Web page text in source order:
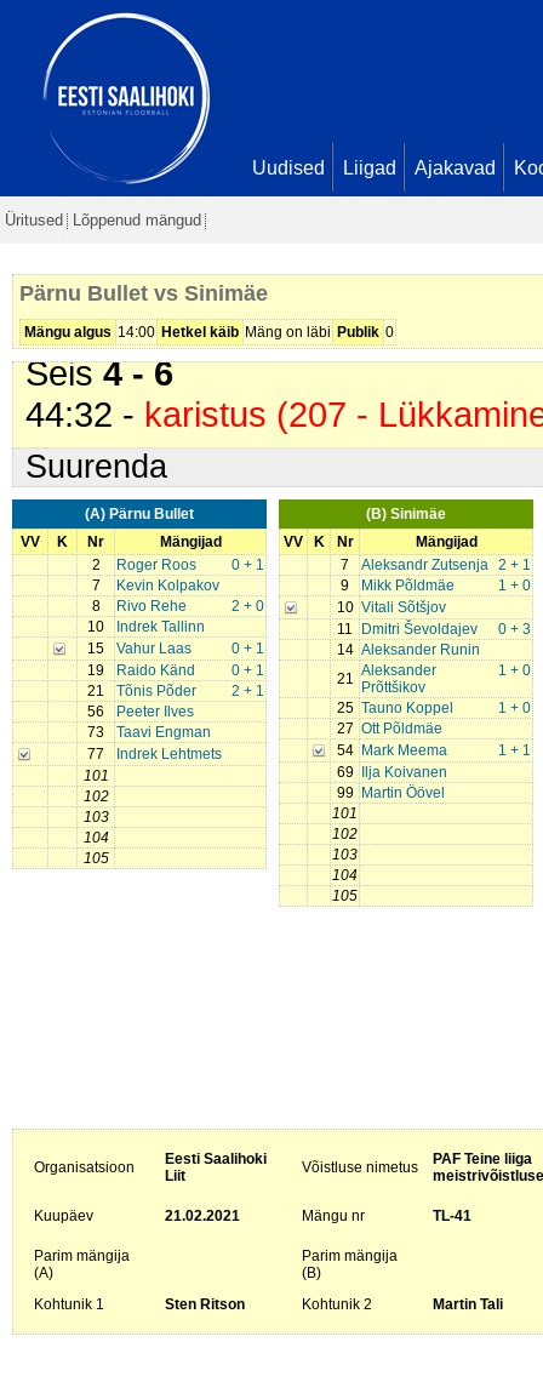
Uudised Liigad Ajakavad
Üritused Lõppenud mängud
Pärnu Bullet vs Sinimäe
Mängu algus 14:00 Hetkel käib Mäng on läbi Publik 0
30:57 -
värav
32:26 -värav
34:21 -värav
- 4
35:35 -Ebaõnnestunud
Seis4 - 5
43:14 -värav. Aleksandr
Seis4 - 6
44:32 - karistus (207 -
Suurenda
(A) Pärnu Bullet
VV
K Nr
Mängijad
2
0 + 1
Roger Roos
7
Kevin Kolpakov
8
2 + 0
Rivo Rehe
10
Indrek Tallinn
15
0 + 1
Vahur Laas
19
0 + 1
Raido Känd
21
2 + 1
Tõnis Põder
56
Peeter Ilves
73
Taavi Engman
77
Indrek Lehtmets
101
102
103
104
105
(B) Sinimäe
VV
K Nr
Mängijad
7
2 + 1
Aleksandr Zutsenja
9
1 + 0
Mikk Põldmäe
10 Vitali Sõtšjov
11
0 + 3
Dmitri Ševoldajev
14 Aleksander Runin
21
1 + 0
Aleksander
Prõttšikov
25
1 + 0
Tauno Koppel
27 Ott Põldmäe
54
1 + 1
Mark Meema
69
Ilja Koivanen
99
Martin Öövel
101
102
103
104
105
Organisatsioon
Eesti Saalihoki
Liit
Võistluse nimetus
PAF Teine liiga
Kuupäev 21.02.2021 Mängu nr TL-41
Parim mängija
(A)
Parim mängija
(B)
Kohtunik 1
Sten Ritson Kohtunik 2 Martin Tali